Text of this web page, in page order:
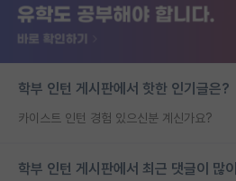
학부 인턴 게시판에서 핫한 인기글은?
카이스트 인턴 경험 있으신분 계신가요?
학부 인턴 게시판에서 최근 댓글이 많